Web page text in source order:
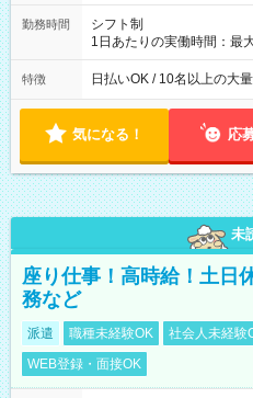
勤務時間
シフト制
1日あたりの実働時間：最
特徴 日払いOK / 10名以上の大
気になる！ 応
未
座り仕事！高時給！土日
務など
派遣 職種未経験OK 社会人未経験
WEB登録・面接OK